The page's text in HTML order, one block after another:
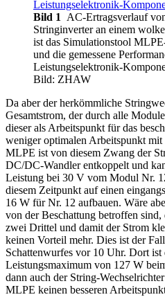
Bild 1
AC-Ertragsverlauf
Stringinverter an einem
ist das Simulationstool
und die gemessene
Leistungselektronik-
Bild: ZHAW
Da aber der herkömmliche
Gesamtstrom, der durch alle
dieser als Arbeitspunkt für das
weniger optimalen Arbeitspunkt
MLPE ist von diesem Zwang der
DC/DC-Wandler entkoppelt und
Leistung bei 30 V vom Modul Nr.
diesem Zeitpunkt auf einen
16 W für Nr. 12 aufbauen. Wäre
von der Beschattung betroffen sind,
zwei Drittel und damit der Strom
keinen Vorteil mehr. Dies ist der
Schattenwurfes vor 10 Uhr. Dort ist
Leistungsmaximum von 127 W
dann auch der String-
MLPE keinen besseren